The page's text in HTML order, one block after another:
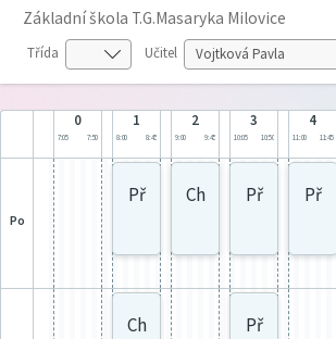
Základní škola T.G.Masaryka Milovice
Třída Učitel
0
7:05 7:50
1
8:00 8:45
2
9:00 9:45
3
10:05 10:50
4
11:00 11:45
po
Př Ch Př Př
Ch Př